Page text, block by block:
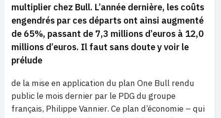
multiplier chez Bull. L’année dernière, les coûts
engendrés par ces départs ont ainsi augmenté
de 65%, passant de 7,3 millions d’euros à 12,0
millions d’euros. Il faut sans doute y voir le
prélude
de la mise en application du plan One Bull rendu
public le mois dernier par le PDG du groupe
français, Philippe Vannier. Ce plan d’économie – qui